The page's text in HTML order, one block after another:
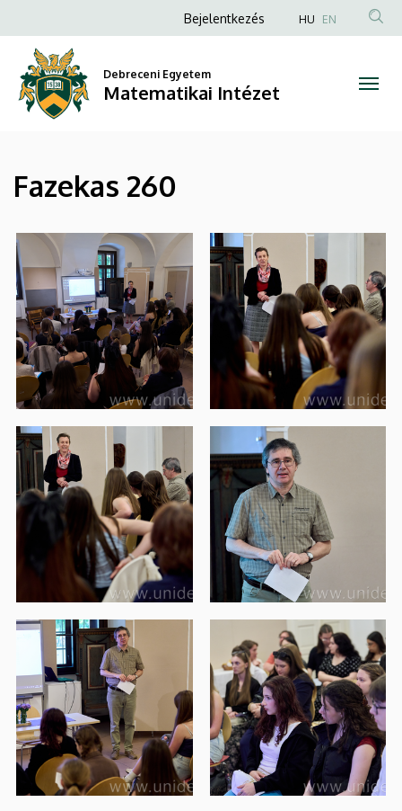
Matematikai
Intézet
a
tartalomra
Anonim
fiók
menüje
Bejelentkezés HU EN
Debreceni Egyetem
Matematikai Intézet
Fazekas 260